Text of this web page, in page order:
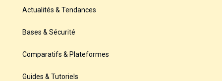
Actualités & Tendances
Bases & Sécurité
Comparatifs & Plateformes
Guides & Tutoriels